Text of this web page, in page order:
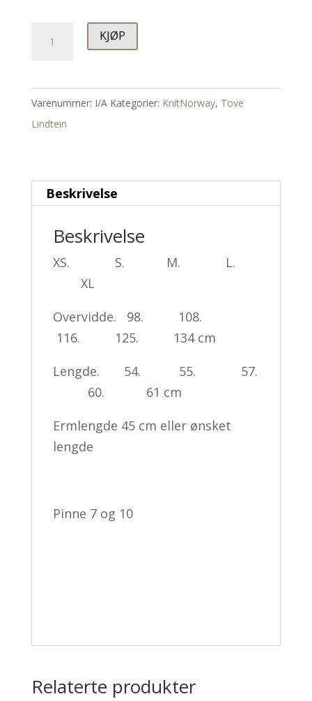
KJØP
Varenummer: I/A Kategorier: KnitNorway, Tove
Lindtein
Beskrivelse
Beskrivelse
XS. S. M. L.
XL
Overvidde. 98. 108.
116. 125. 134 cm
Lengde. 54. 55. 57.
60. 61 cm
Ermlengde 45 cm eller ønsket
lengde
Pinne 7 og 10
Relaterte produkter